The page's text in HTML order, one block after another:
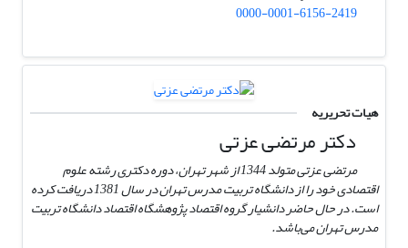
0000-0001-6156-2419
هیات تحریریه
دکتر مرتضی عزتی
مرتضی عزتی متولد 1344 از شهر تهران، دوره دکتری رشته علوم
اقتصادی خود را از دانشگاه تربیت مدرس تهران در سال 1381 دریافت کرده
است. در حال حاضر دانشیار گروه اقتصاد پژوهشگاه اقتصاد دانشگاه تربیت
مدرس تهران می‌باشد.